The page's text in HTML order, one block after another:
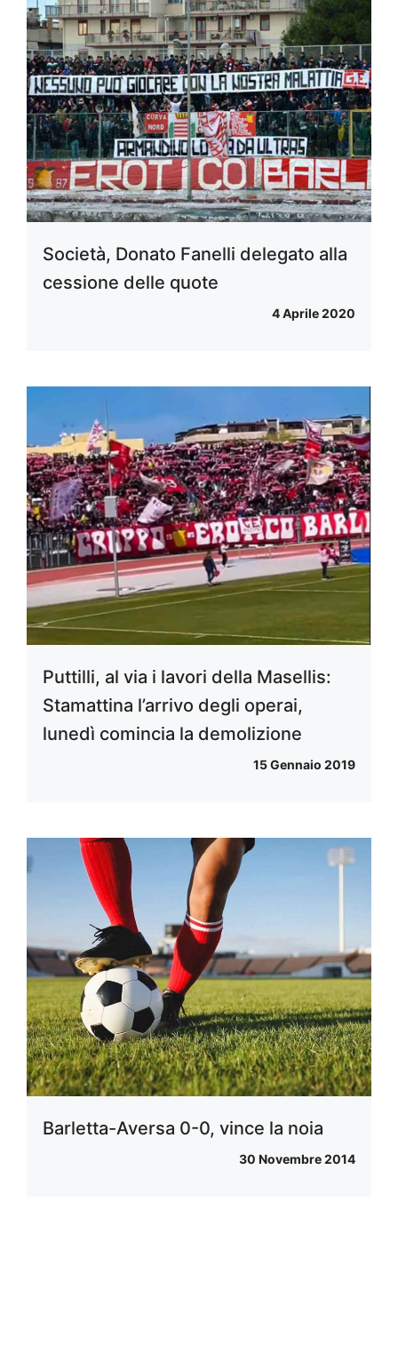
Società, Donato Fanelli delegato alla
cessione delle quote
4 Aprile 2020
Puttilli, al via i lavori della Masellis:
Stamattina l’arrivo degli operai,
lunedì comincia la demolizione
15 Gennaio 2019
Barletta-Aversa 0-0, vince la noia
30 Novembre 2014